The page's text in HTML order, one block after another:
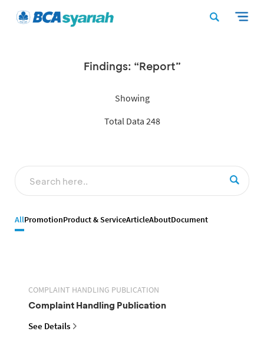
Findings: “Report”
Showing
Total Data 248
AllPromotionProduct & ServiceArticleAboutDocument
COMPLAINT HANDLING PUBLICATION
Complaint Handling Publication
See Details